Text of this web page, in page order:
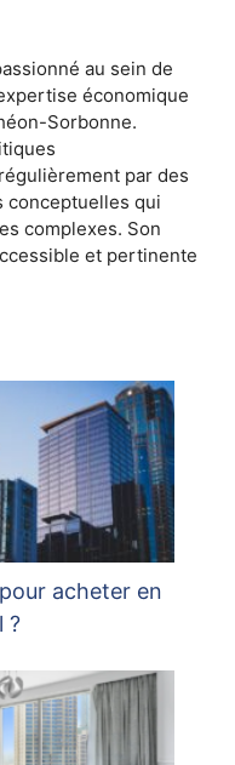
au sein de
économique
Sorbonne.
par des
conceptuelles qui
complexes. Son
et pertinente
acheter en
?